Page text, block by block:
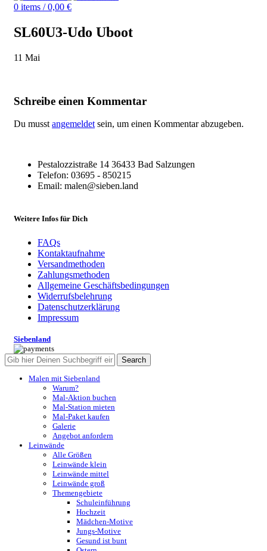
0 items / 0,00 €
SL60U3-Udo Uboot
11 Mai
Schreibe einen Kommentar
Du musst angemeldet sein, um einen Kommentar abzugeben.
Pestalozzistraße 14 36433 Bad Salzungen
Telefon: 03695 - 850215
Email: malen@sieben.land
Weitere Infos für Dich
FAQs
Kontaktaufnahme
Versandmethoden
Zahlungsmethoden
Allgemeine Geschäftsbedingungen
Widerrufsbelehrung
Datenschutzerklärung
Impressum
Siebenland
Search
Malen mit Siebenland
Warum?
Mal-Aktion buchen
Mal-Station mieten
Mal-Paket kaufen
Galerie
Angebot anfordern
Leinwände
Alle Größen
Leinwände klein
Leinwände mittel
Leinwände groß
Themengebiete
Schuleinführung
Hochzeit
Mädchen-Motive
Jungs-Motive
Gesund ist bunt